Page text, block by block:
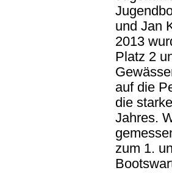
und Jan
2013
Platz 2
auf die
die
Jahres.
zum 1.